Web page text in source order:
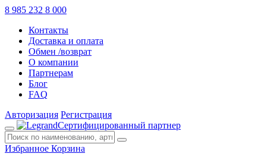
8 985 232 8 000
Контакты
Доставка и оплата
Обмен /возврат
О компании
Партнерам
Блог
FAQ
Авторизация Регистрация
Сертифицированный партнер
Избранное Корзина